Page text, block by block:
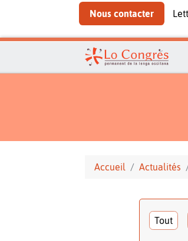
Nous contacter
Accueil Actualités
Tout